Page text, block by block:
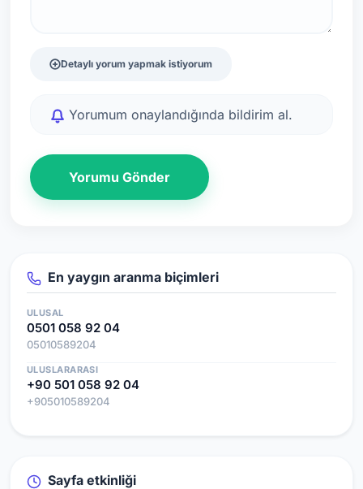
Detaylı yorum yapmak istiyorum
Yorumum onaylandığında bildirim al.
Yorumu Gönder
En yaygın aranma biçimleri
ULUSAL
0501 058 92 04
05010589204
ULUSLARARASI
+90 501 058 92 04
+905010589204
Sayfa etkinliği